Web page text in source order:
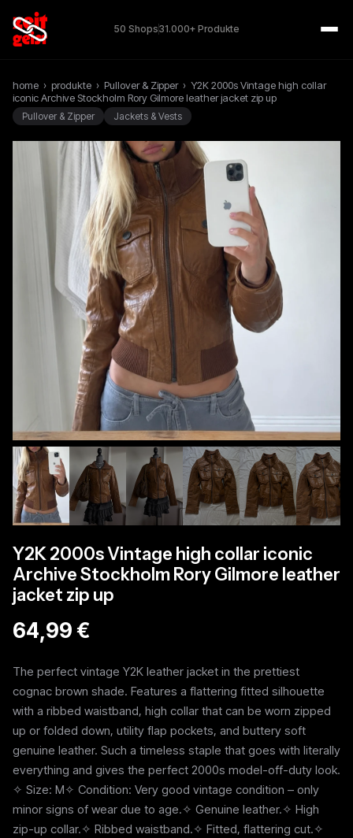
50 Shops31.000+ Produkte
home › produkte › Pullover & Zipper › Y2K 2000s Vintage high collar
iconic Archive Stockholm Rory Gilmore leather jacket zip up
Pullover & Zipper Jackets & Vests
Y2K 2000s Vintage high collar iconic
Archive Stockholm Rory Gilmore leather
jacket zip up
64,99 €
The perfect vintage Y2K leather jacket in the prettiest
cognac brown shade. Features a flattering fitted silhouette
with a ribbed waistband, high collar that can be worn zipped
up or folded down, utility flap pockets, and buttery soft
genuine leather. Such a timeless staple that goes with literally
everything and gives the perfect 2000s model-off-duty look.
✧ Size: M✧ Condition: Very good vintage condition – only
minor signs of wear due to age.✧ Genuine leather.✧ High
zip-up collar.✧ Ribbed waistband.✧ Fitted, flattering cut.✧